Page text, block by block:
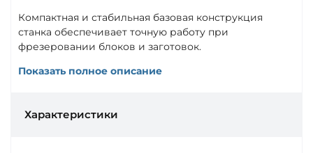
Компактная и стабильная базовая конструкция
станка обеспечивает точную работу при
фрезеровании блоков и заготовок.
Показать полное описание
Характеристики